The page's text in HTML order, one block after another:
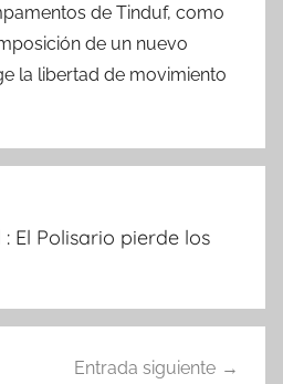
de Tinduf, como
de un nuevo
la libertad de movimiento
El Polisario pierde los
Entrada siguiente